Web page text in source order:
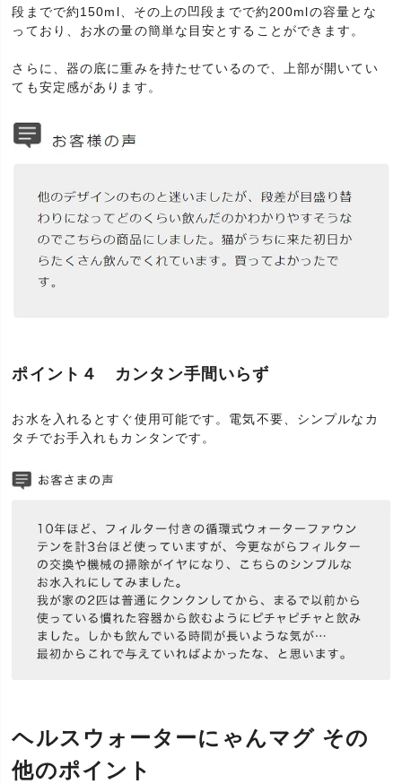
段までで約150ml、その上の凹段までで約200mlの容量とな
っており、お水の量の簡単な目安とすることができます。
さらに、器の底に重みを持たせているので、上部が開いてい
ても安定感があります。
ポイント４ カンタン手間いらず
お水を入れるとすぐ使用可能です。電気不要、シンプルなカ
タチでお手入れもカンタンです。
ヘルスウォーターにゃんマグ その
他のポイント